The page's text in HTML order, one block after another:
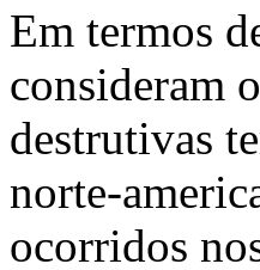
Em termos
consideram
destrutivas
norte-
ocorridos